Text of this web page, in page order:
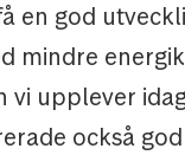
en god
mindre
vi upplever
också